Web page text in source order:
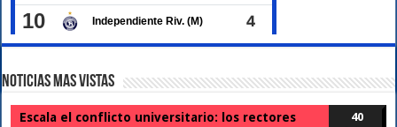
Noticias Mas Vistas
Escala el conflicto universitario: los rectores
40